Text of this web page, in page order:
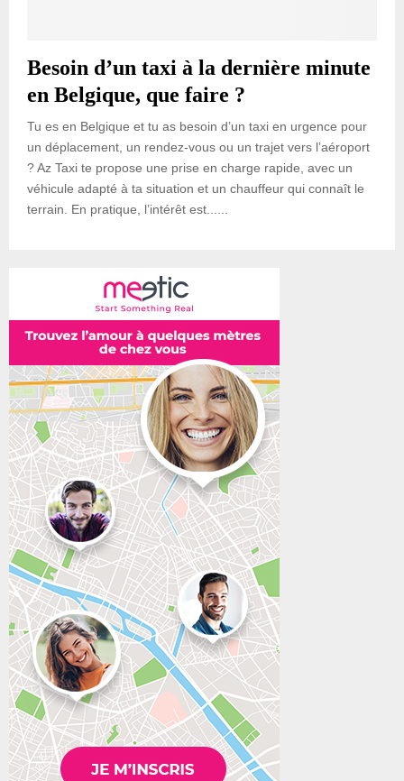
Besoin d’un taxi à la dernière minute
en Belgique, que faire ?
Tu es en Belgique et tu as besoin d’un taxi en urgence pour
un déplacement, un rendez-vous ou un trajet vers l’aéroport
? Az Taxi te propose une prise en charge rapide, avec un
véhicule adapté à ta situation et un chauffeur qui connaît le
terrain. En pratique, l’intérêt est......